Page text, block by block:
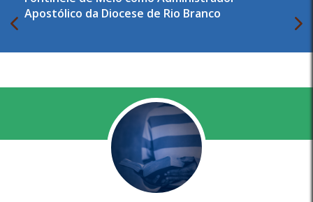
Apostólico da Diocese de Rio Branco